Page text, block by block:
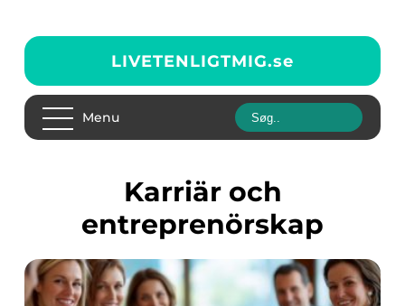
LIVETENLIGTMIG.se
Menu
Karriär och
entreprenörskap